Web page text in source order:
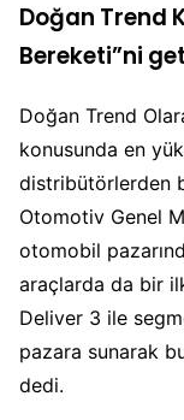
Doğan Trend
Bereketi”ni
Doğan Trend
konusunda en
distribütörlerden
Otomotiv Genel
otomobil
araçlarda da bir
Deliver 3 ile
pazara sunarak
dedi.